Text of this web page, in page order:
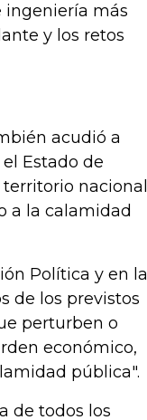
ingeniería más
y los retos
acudió a
Estado de
nacional
a la calamidad
Política y en la
de los previstos
perturben o
económico,
pública".
de todos los